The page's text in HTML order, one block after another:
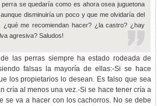
se quedaría como es ahora osea juguetona
disminuiría un poco y que me olvidaría del
¿qué me recomiendan hacer? ¿la castro? ¿hay
agresiva? Saludos!
las perras siempre ha estado rodeada de
falsas la mayoría de ellas:-Si se hace
los propietarios lo desean. Es falso que sea
cría al menos una vez.-Si se hace tener cría a
se va a hacer con los cachorros. No se debe